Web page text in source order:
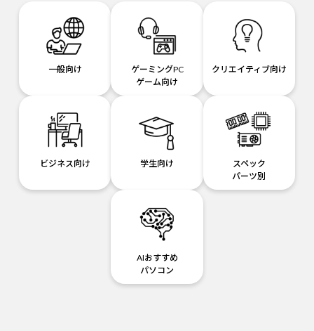
一般向け
ゲーミングPC
ゲーム向け
クリエイティブ向け
ビジネス向け 学生向け
スペック
パーツ別
AIおすすめ
パソコン